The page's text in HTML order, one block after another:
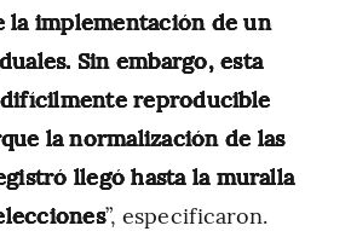
la implementación de un
Sin embargo, esta
reproducible
la normalización de las
llegó hasta la muralla
”, especificaron.